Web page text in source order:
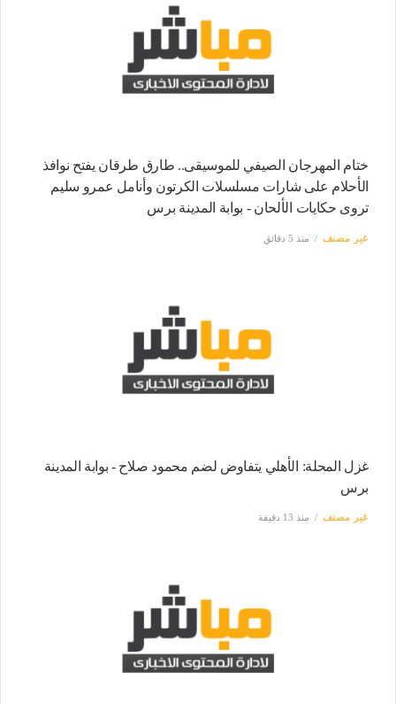
ختام المهرجان الصيفي للموسيقى.. طارق طرقان يفتح نوافذ
الأحلام على شارات مسلسلات الكرتون وأنامل عمرو سليم
تروى حكايات الألحان - بوابة المدينة برس
غير مصنف منذ 5 دقائق
غزل المحلة: الأهلي يتفاوض لضم محمود صلاح - بوابة المدينة
برس
غير مصنف منذ 13 دقيقة